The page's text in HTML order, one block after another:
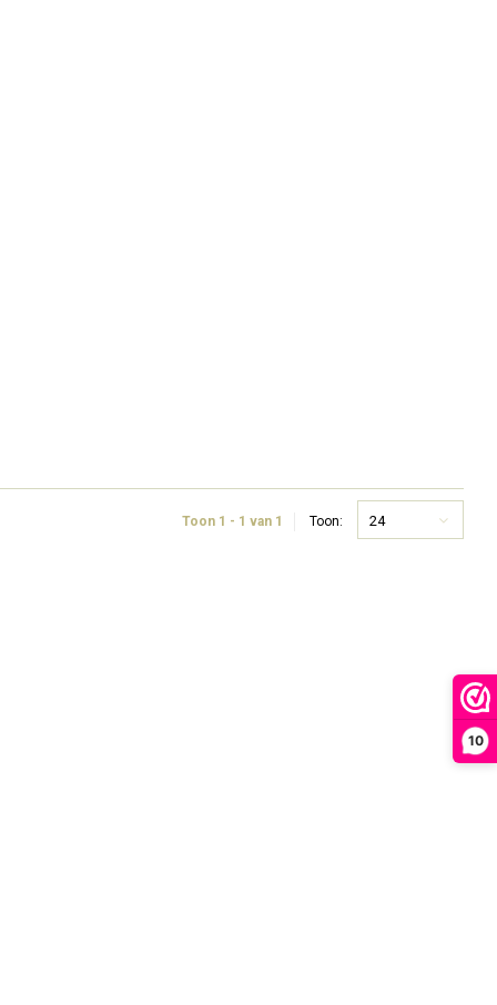
10
Toon 1 - 1 van 1 Toon: 24